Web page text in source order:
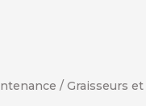
/Graisseurs